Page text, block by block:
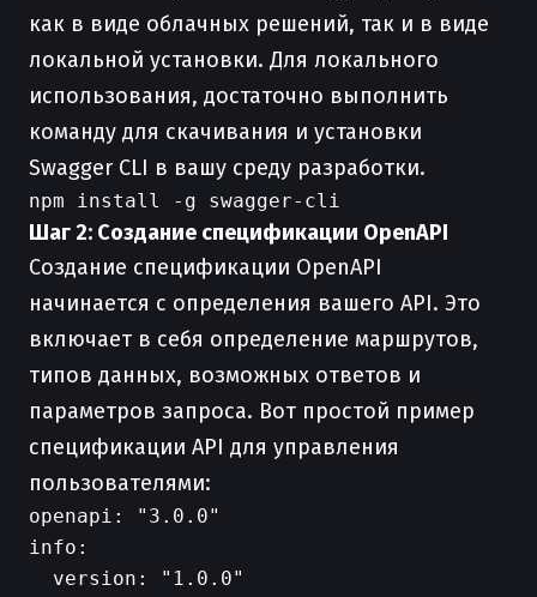
как в виде облачных решений, так и в виде
локальной установки. Для локального
использования, достаточно выполнить
команду для скачивания и установки
Swagger CLI в вашу среду разработки.
Шаг 2: Создание спецификации OpenAPI
Создание спецификации OpenAPI
начинается с определения вашего API. Это
включает в себя определение маршрутов,
типов данных, возможных ответов и
параметров запроса. Вот простой пример
спецификации API для управления
пользователями:
openapi: "3.0.0"
info:
  version: "1.0.0"